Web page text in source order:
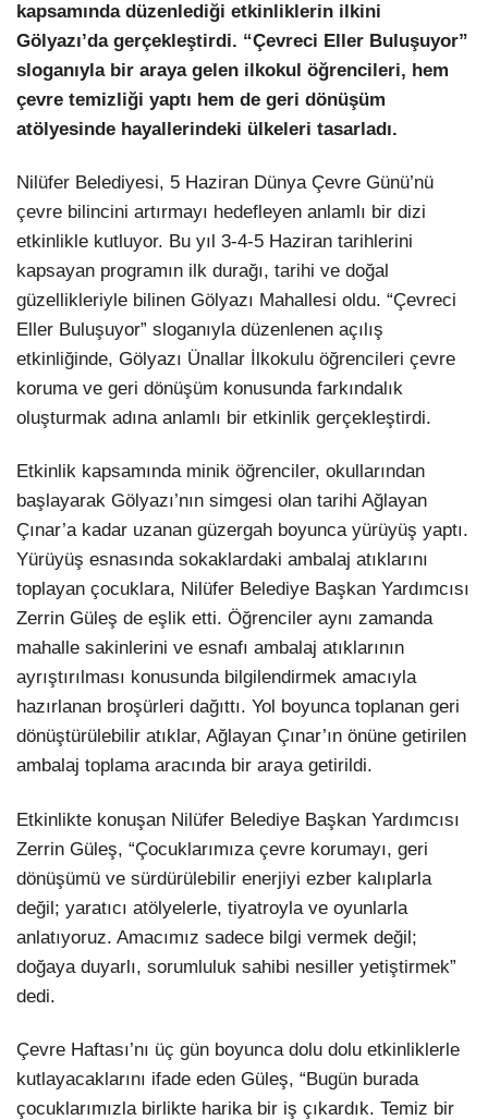
Pinterest
Dribbble
kapsamında düzenlediği etkinliklerin ilkini
Gölyazı’da gerçekleştirdi. “Çevreci Eller Buluşuyor”
sloganıyla bir araya gelen ilkokul öğrencileri, hem
çevre temizliği yaptı hem de geri dönüşüm
atölyesinde hayallerindeki ülkeleri tasarladı.
Nilüfer Belediyesi, 5 Haziran Dünya Çevre Günü’nü
çevre bilincini artırmayı hedefleyen anlamlı bir dizi
etkinlikle kutluyor. Bu yıl 3-4-5 Haziran tarihlerini
kapsayan programın ilk durağı, tarihi ve doğal
güzellikleriyle bilinen Gölyazı Mahallesi oldu. “Çevreci
Eller Buluşuyor” sloganıyla düzenlenen açılış
etkinliğinde, Gölyazı Ünallar İlkokulu öğrencileri çevre
koruma ve geri dönüşüm konusunda farkındalık
oluşturmak adına anlamlı bir etkinlik gerçekleştirdi.
Etkinlik kapsamında minik öğrenciler, okullarından
başlayarak Gölyazı’nın simgesi olan tarihi Ağlayan
Çınar’a kadar uzanan güzergah boyunca yürüyüş yaptı.
Yürüyüş esnasında sokaklardaki ambalaj atıklarını
toplayan çocuklara, Nilüfer Belediye Başkan Yardımcısı
Zerrin Güleş de eşlik etti. Öğrenciler aynı zamanda
mahalle sakinlerini ve esnafı ambalaj atıklarının
ayrıştırılması konusunda bilgilendirmek amacıyla
hazırlanan broşürleri dağıttı. Yol boyunca toplanan geri
dönüştürülebilir atıklar, Ağlayan Çınar’ın önüne getirilen
ambalaj toplama aracında bir araya getirildi.
Etkinlikte konuşan Nilüfer Belediye Başkan Yardımcısı
Zerrin Güleş, “Çocuklarımıza çevre korumayı, geri
dönüşümü ve sürdürülebilir enerjiyi ezber kalıplarla
değil; yaratıcı atölyelerle, tiyatroyla ve oyunlarla
anlatıyoruz. Amacımız sadece bilgi vermek değil;
doğaya duyarlı, sorumluluk sahibi nesiller yetiştirmek”
dedi.
Çevre Haftası’nı üç gün boyunca dolu dolu etkinliklerle
kutlayacaklarını ifade eden Güleş, “Bugün burada
çocuklarımızla birlikte harika bir iş çıkardık. Temiz bir